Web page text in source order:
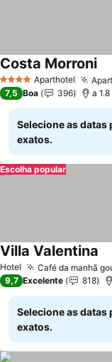
4 EstrelasAparthotel
Costa Morroni
7,5 Boa 396 a
Selecione as datas
exatos.
Escolha popular
Hotel Café da manhã
Villa Valentina
9,7 Excelente 818
Selecione as datas
exatos.